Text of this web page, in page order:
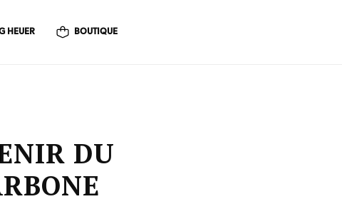
HEUER BOUTIQUE
DU